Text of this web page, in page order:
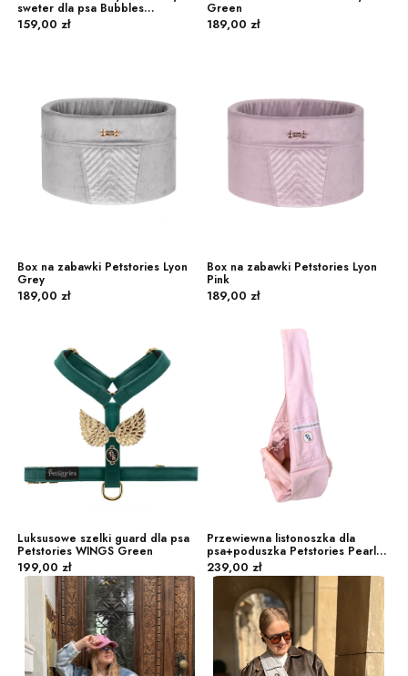
sweter dla psa Bubbles
purpurowy
Cena
159,00 zł
Green
Cena
189,00 zł
Box na zabawki Petstories Lyon
Grey
Cena
189,00 zł
Box na zabawki Petstories Lyon
Pink
Cena
189,00 zł
Luksusowe szelki guard dla psa
Petstories WINGS Green
Cena
199,00 zł
Przewiewna listonoszka dla
psa+poduszka Petstories Pearl
Pink
Cena
239,00 zł